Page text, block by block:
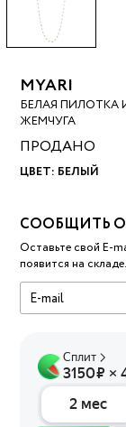
MYARI
БЕЛАЯ ПИЛОТКА
ЖЕМЧУГА
ПРОДАНО
ЦВЕТ: БЕЛЫЙ
СООБЩИТЬ
Оставьте свой E-
появится на складе.